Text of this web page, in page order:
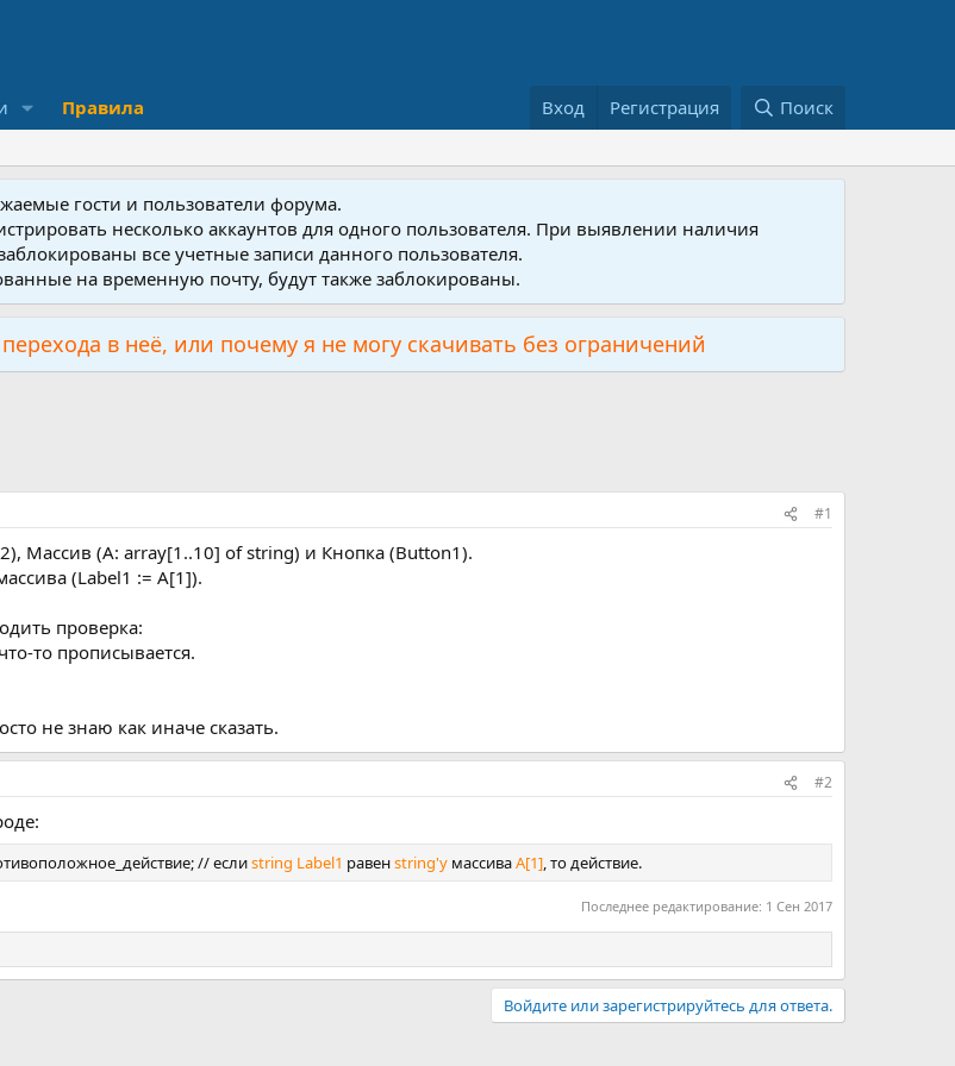
Правила Вход Регистрация Поиск
гости и пользователи форума.
несколько аккаунтов для одного пользователя. При выявлении наличия
все учетные записи данного пользователя.
на временную почту, будут также заблокированы.
в неё, или почему я не могу скачивать без ограничений
#1
Массив (A: array[1..10] of string) и Кнопка (Button1).
(Label1 := A[1]).
проверка:
то прописывается.
не знаю как иначе сказать.
#2
// еслиstring Label1 равенstring'у массиваA[1] , то действие.
Последнее редактирование: 1 Сен 2017
Войдите или зарегистрируйтесь для ответа.